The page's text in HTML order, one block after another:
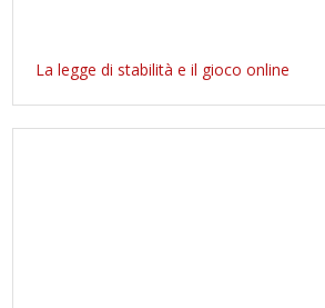
La legge di stabilità e il gioco online